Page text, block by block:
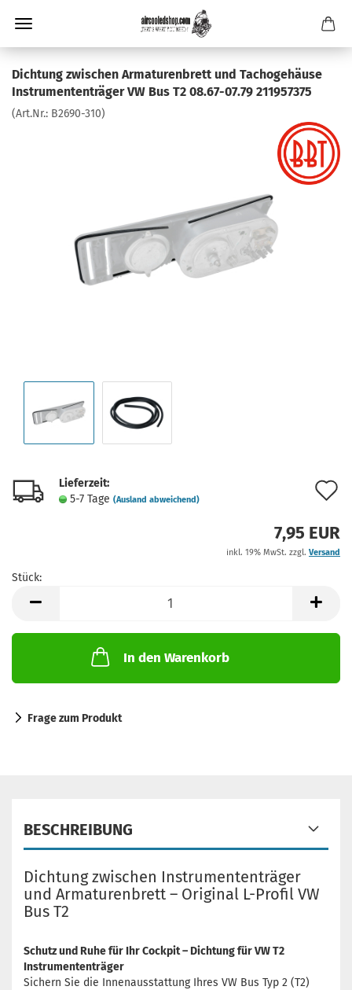
Dichtung zwischen Armaturenbrett und Tachogehäuse
Instrumententräger VW Bus T2 08.67-07.79 211957375
(Art.Nr.: B2690-310)
Lieferzeit:
5-7 Tage (Ausland abweichend)
7,95 EUR
inkl. 19% MwSt. zzgl. Versand
Stück:
In den Warenkorb
Frage zum Produkt
BESCHREIBUNG
Dichtung zwischen Instrumententräger
und Armaturenbrett – Original L-Profil VW
Bus T2
Schutz und Ruhe für Ihr Cockpit – Dichtung für VW T2
Instrumententräger
Sichern Sie die Innenausstattung Ihres VW Bus Typ 2 (T2)